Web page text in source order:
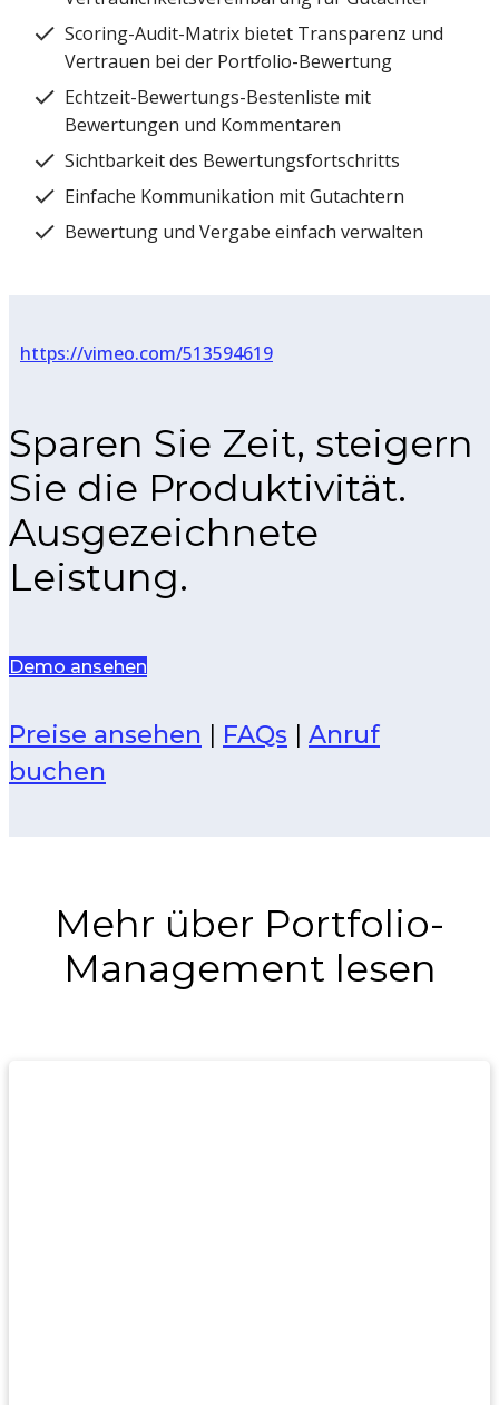
Scoring-Audit-Matrix bietet Transparenz und
Vertrauen bei der Portfolio-Bewertung
Echtzeit-Bewertungs-Bestenliste mit
Bewertungen und Kommentaren
Sichtbarkeit des Bewertungsfortschritts
Einfache Kommunikation mit Gutachtern
Bewertung und Vergabe einfach verwalten
https://vimeo.com/513594619
Sparen Sie Zeit, steigern
Sie die Produktivität.
Ausgezeichnete
Leistung.
Demo ansehen
Preise ansehen FAQs
Anruf
buchen
Mehr über Portfolio-
Management lesen